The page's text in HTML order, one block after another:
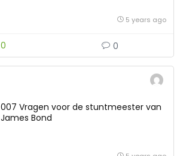
5 years ago
0 0
007 Vragen voor de stuntmeester van
James Bond